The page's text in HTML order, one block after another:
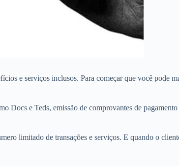
e serviços inclusos. Para começar que você pode
e Teds, emissão de comprovantes de
limitado de transações e serviços. E quando o